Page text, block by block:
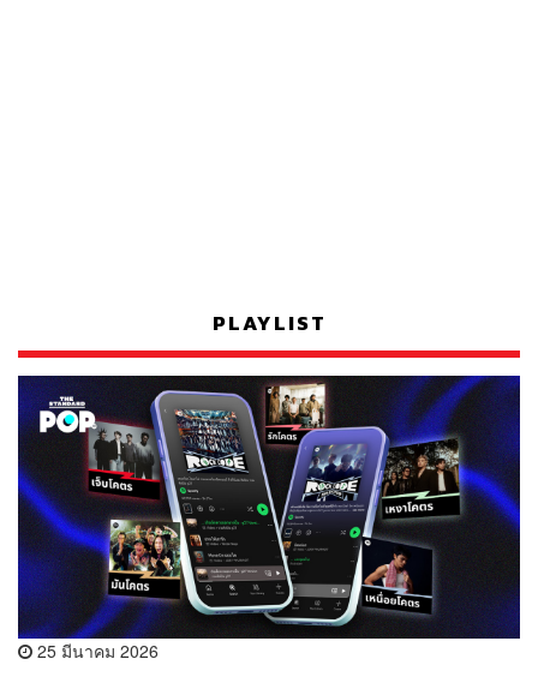
PLAYLIST
25 มีนาคม 2026